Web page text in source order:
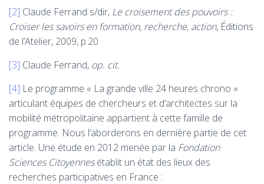
[2] Claude Ferrand s/dir, Le croisement des pouvoirs :
Croiser les savoirs en formation, recherche, action, Éditions
de l’Atelier, 2009, p.20
[3] Claude Ferrand, op. cit.
[4] Le programme « La grande ville 24 heures chrono »
articulant équipes de chercheurs et d’architectes sur la
mobilité métropolitaine appartient à cette famille de
programme. Nous l’aborderons en dernière partie de cet
article. Une étude en 2012 menée par la Fondation
Sciences Citoyennesétablit un état des lieux des
recherches participatives en France :